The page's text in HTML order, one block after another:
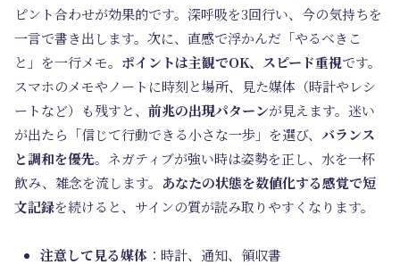
ピント合わせが効果的です。深呼吸を3回行い、今の気持ちを
一言で書き出します。次に、直感で浮かんだ「やるべきこ
と」を一行メモ。 ポイントは主観でOK、スピード重視です。
スマホのメモやノートに時刻と場所、見た媒体（時計やレシ
ートなど）も残すと、 前兆の出現パターンが見えます。迷い
が出たら「信じて行動できる小さな一歩」を選び、 バランス
と調和を優先。ネガティブが強い時は姿勢を正し、水を一杯
飲み、雑念を流します。 あなたの状態を数値化する感覚で短
文記録を続けると、サインの質が読み取りやすくなります。
注意して見る媒体 ：時計、通知、領収書